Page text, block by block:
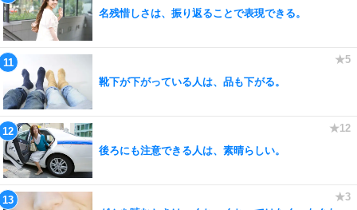
名残惜しさは、振り返ることで表現できる。
靴下が下がっている人は、品も下がる。
後ろにも注意できる人は、素晴らしい。